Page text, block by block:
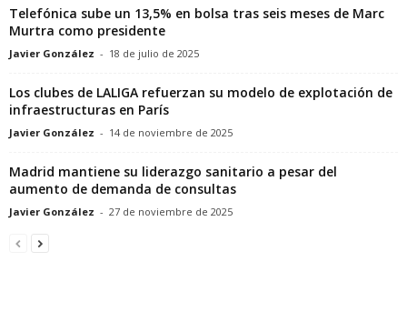
Telefónica sube un 13,5% en bolsa tras seis meses de Marc
Murtra como presidente
Javier González - 18 de julio de 2025
Los clubes de LALIGA refuerzan su modelo de explotación de
infraestructuras en París
Javier González - 14 de noviembre de 2025
Madrid mantiene su liderazgo sanitario a pesar del
aumento de demanda de consultas
Javier González - 27 de noviembre de 2025